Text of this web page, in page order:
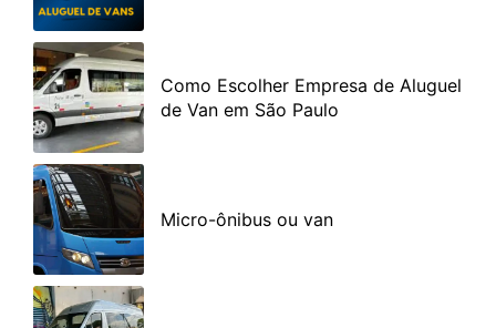
Como Escolher Empresa de Aluguel
de Van em São Paulo
Micro-ônibus ou van